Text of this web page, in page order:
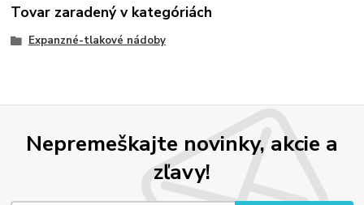
Tovar zaradený v kategóriách
Expanzné-tlakové nádoby
Nepremeškajte novinky, akcie a
zľavy!